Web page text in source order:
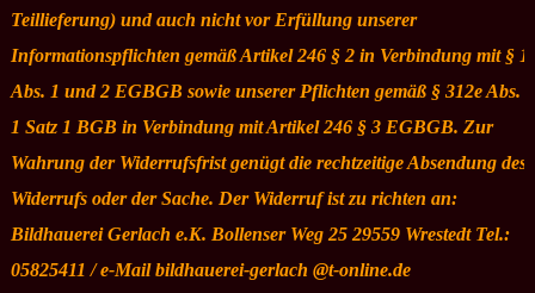
Teillieferung) und auch nicht vor Erfüllung unserer
Informationspflichten gemäß Artikel 246 § 2 in Verbindung mit § 1
Abs. 1 und 2 EGBGB sowie unserer Pflichten gemäß § 312e Abs.
1 Satz 1 BGB in Verbindung mit Artikel 246 § 3 EGBGB. Zur
Wahrung der Widerrufsfrist genügt die rechtzeitige Absendung des
Widerrufs oder der Sache. Der Widerruf ist zu richten an:
Bildhauerei Gerlach e.K. Bollenser Weg 25 29559 Wrestedt Tel.:
05825411 / e-Mail bildhauerei-gerlach @t-online.de